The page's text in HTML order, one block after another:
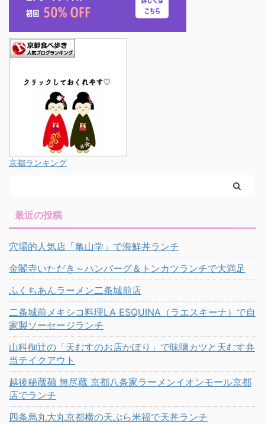
京都ランキング
最近の投稿
穴場的人気店「亀山学」で海鮮丼ランチ
金閣寺いただき～ハンバーグ＆トンカツランチで大満足
ふくちあんラーメン二条城前店
二条城前メキシコ料理LA ESQUINA（ラエスキーナ）で自
家製ソーセージランチ
山科椥辻の「天むすのお店かぽり」で味噌カツと天むす弁
当テイクアウト
越後秘蔵麺 無尽蔵 京都八条家ラーメンイオンモール京都
店でランチ
四条烏丸大丸京都横の天ぷら米福で天丼ランチ